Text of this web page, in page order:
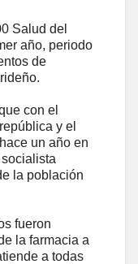
Salud del
año, periodo
de
con el
y el
un año en
la población
fueron
la farmacia a
a todas